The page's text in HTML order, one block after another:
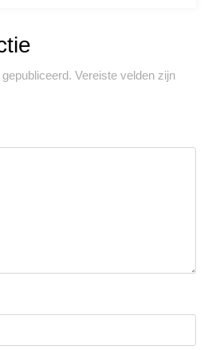
Vereiste velden zijn